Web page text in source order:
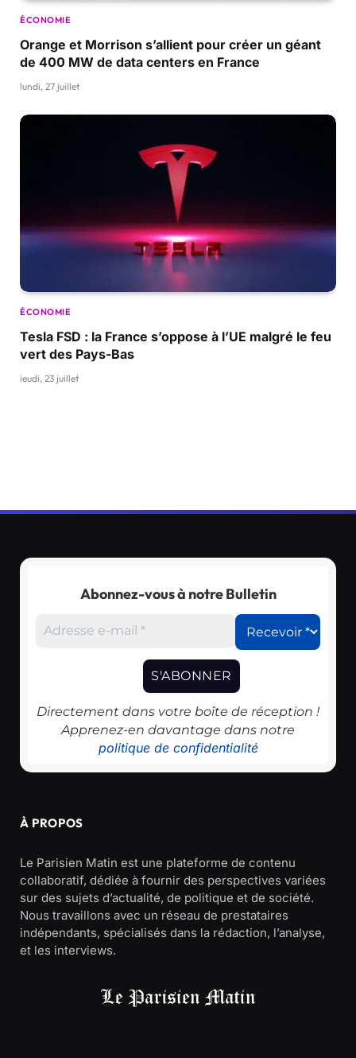
ÉCONOMIE
Orange et Morrison s’allient pour créer un géant
de 400 MW de data centers en France
lundi, 27 juillet
ÉCONOMIE
Tesla FSD : la France s’oppose à l’UE malgré le feu
vert des Pays-Bas
jeudi, 23 juillet
Abonnez-vous à notre Bulletin
Directement dans votre boîte de réception !
Apprenez-en davantage dans notre
politique de confidentialité
À PROPOS
Le Parisien Matin est une plateforme de contenu
collaboratif, dédiée à fournir des perspectives variées
sur des sujets d’actualité, de politique et de société.
Nous travaillons avec un réseau de prestataires
indépendants, spécialisés dans la rédaction, l’analyse,
et les interviews.